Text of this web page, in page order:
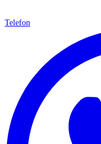
Telefon